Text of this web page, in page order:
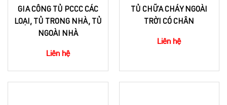
GIA CÔNG TỦ PCCC CÁC
LOẠI, TỦ TRONG NHÀ, TỦ
NGOÀI NHÀ
Liên hệ
TỦ CHỮA CHÁY NGOÀI
TRỜI CÓ CHÂN
Liên hệ